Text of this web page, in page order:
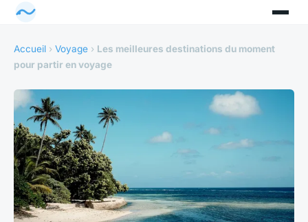
Accueil › Voyage › Les meilleures destinations du moment
pour partir en voyage